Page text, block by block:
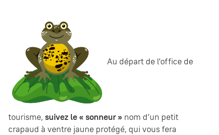
Au départ de l'office de
tourisme, suivez le « sonneur » nom d’un petit
crapaud à ventre jaune protégé, qui vous fera